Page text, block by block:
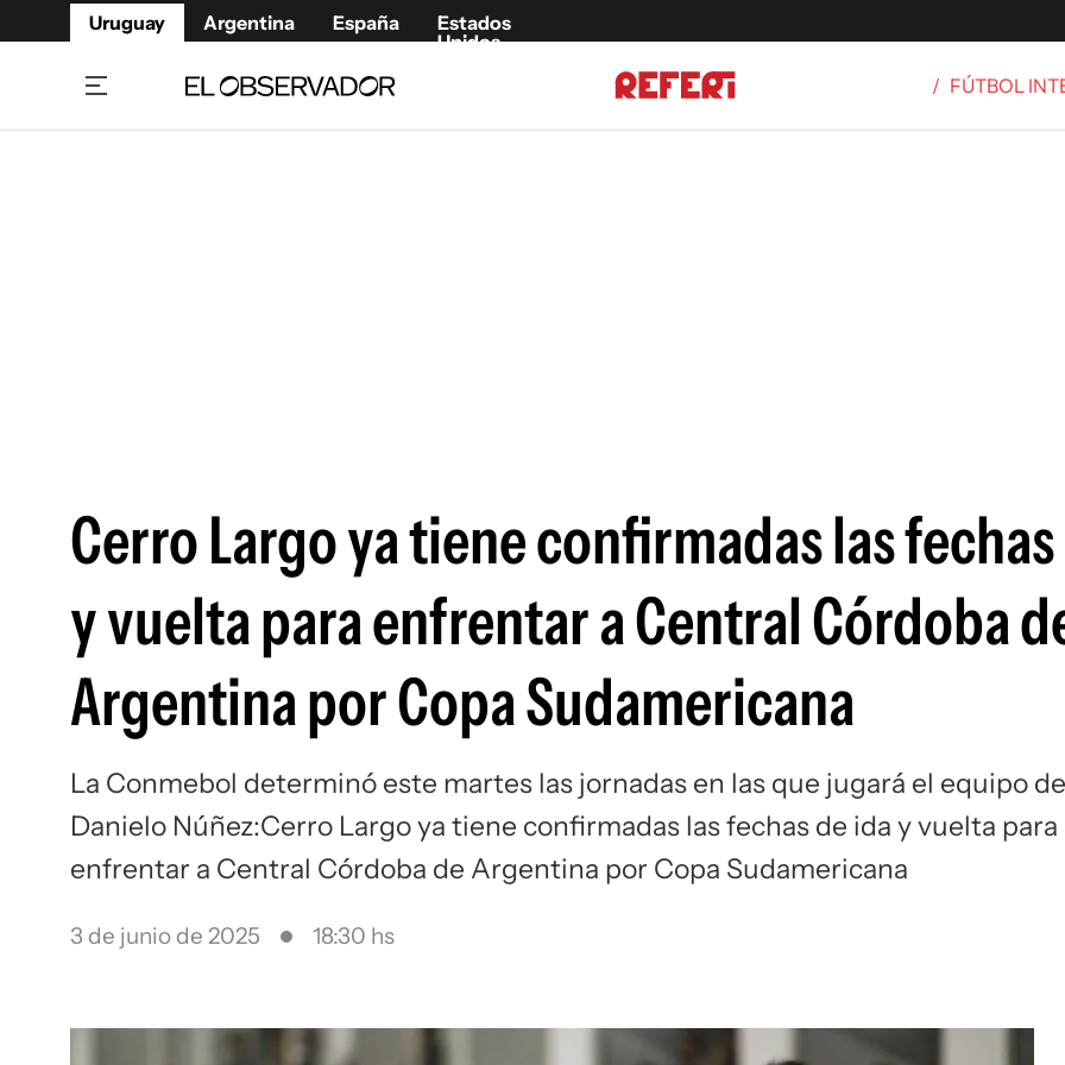
Uruguay Argentina España
Estados
Unidos
/ FÚTBOL
Cerro Largo ya tiene confirmadas las
y vuelta para enfrentar a Central Córdoba
Argentina por Copa Sudamericana
La Conmebol determinó este martes las jornadas en las que jugará el equipo de
Danielo Núñez:Cerro Largo ya tiene confirmadas las fechas de ida y vuelta para
enfrentar a Central Córdoba de Argentina por Copa Sudamericana
3 de junio de 2025 18:30 hs